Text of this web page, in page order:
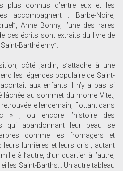
plus connus d’entre eux et les
accompagnent : Barbe-Noire,
Anne Bonny, l’une des rares
ces écrits sont extraits du livre de
Barthélemy”.
côté jardin, s’attache à une
les légendes populaire de Saint-
aux enfants il n’y a pas si
lâchée au sommet du morne Vitet,
retrouvée le lendemain, flottant dans
» ; ou encore l’histoire des
qui abandonnant leur peau se
comme les fromagers et
leurs lumières et leurs cris ; autant
à l’autre, d’un quartier à l’autre,
Saint-Barths... Un autre tableau